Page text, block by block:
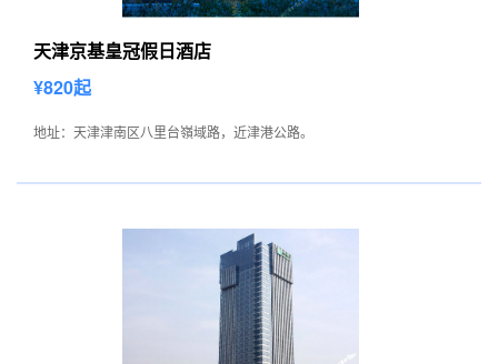
天津京基皇冠假日酒店
¥820起
地址：天津津南区八里台嶺域路，近津港公路。